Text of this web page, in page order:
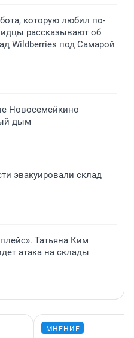
которую любил по-
рассказывают об
Wildberries под Самарой
Новосемейкино
дым
эвакуировали склад
Татьяна Ким
атака на склады
МНЕНИЕ